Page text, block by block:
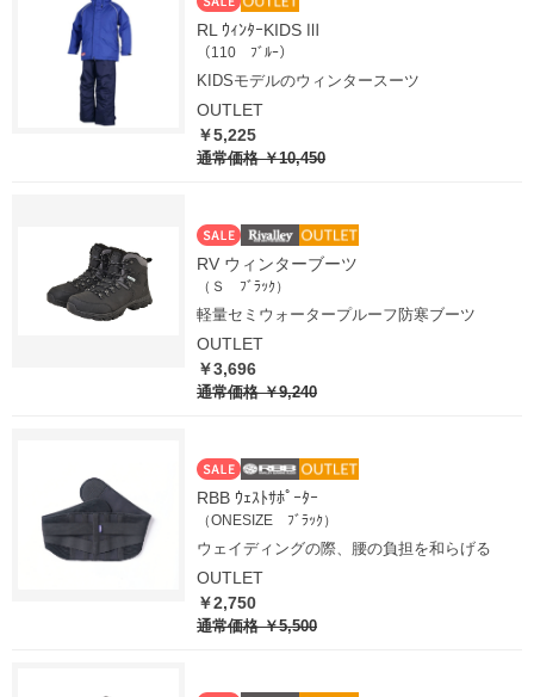
RL ｳｨﾝﾀｰKIDS Ⅲ
（110 ﾌﾞﾙｰ）
KIDSモデルのウィンタースーツ
OUTLET
￥5,225
通常価格￥10,450
RV ウィンターブーツ
（Ｓ ﾌﾞﾗｯｸ）
軽量セミウォータープルーフ防寒ブーツ
OUTLET
￥3,696
通常価格￥9,240
RBB ｳｪｽﾄｻﾎﾟｰﾀｰ
（ONESIZE ﾌﾞﾗｯｸ）
ウェイディングの際、腰の負担を和らげる
OUTLET
￥2,750
通常価格￥5,500